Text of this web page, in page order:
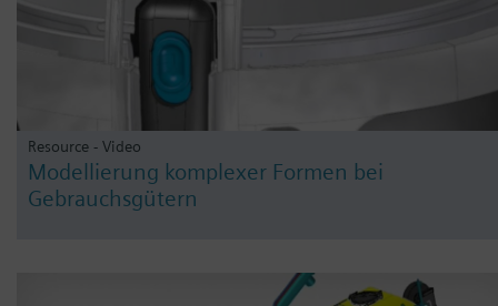
Resource - Video
Modellierung komplexer Formen bei
Gebrauchsgütern